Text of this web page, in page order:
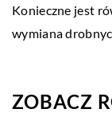
Konieczne jest
wymiana
ZOBACZ